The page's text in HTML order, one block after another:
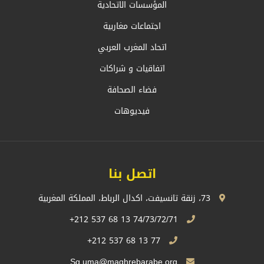
المؤسسات الاتحادية
اجتماعات مغاربية
اتحاد المغرب العربي
اتفاقيات و شراكات
فضاء الصحافة
فيديوهات
اتصل بنا
77 13 68 537 212+